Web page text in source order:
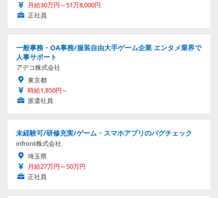
月給30万円～51万8,000円
正社員
一般事務・OA事務/服装自由大手ゲーム企業 エンタメ業界で
人事サポート
アデコ株式会社
東京都
時給1,850円～
派遣社員
未経験可/研修充実/ゲーム・スマホアプリのバグチェック
infront株式会社
埼玉県
月給27万円～50万円
正社員